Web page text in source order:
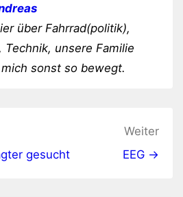
über Fahrrad(politik),
Technik, unsere Familie
sonst so bewegt.
gesucht
Weiter
EEG →